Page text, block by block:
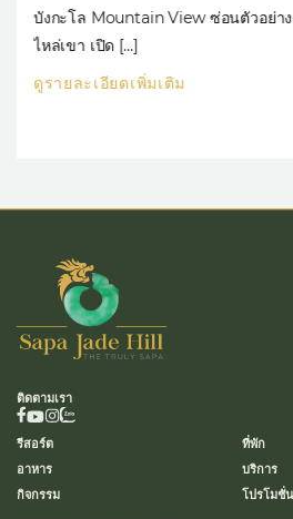
บังกะโล Mountain View ซ่อนตัวอย่า
ไหล่เขา เปิด […]
ดูรายละเอียดเพิ่มเติม
ติดตามเรา
รีสอร์ต
ที่พัก
อาหาร
บริการ
กิจกรรม
โปรโมชั่น